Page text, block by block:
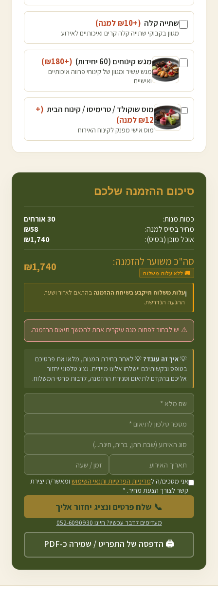
שתייה קלה (+₪
10 למנה)
מגוון בקבוקי שתייה קלה קרים ואיכותיים לאירוע
מגש קינוחים (60 יחידות) (+₪
180
)
מגש עשיר ומגוון של קינוחי פרווה איכותיים
ואישיים
מוס שוקולד / טרימיסו / קינוח הבית (+
₪12 למנה)
מוס אישי מפנק לקינוח האירוח
סיכום ההזמנה שלכם
כמות מנות: 30אורחים
מחיר בסיס למנה:
₪58
אוכל מוכן (בסיס):
₪1,740
סה"כ משוער להזמנה:
🚚 ללא עלות משלוח ₪1,740
ℹ️עלות משלוח תיקבע בשיחת ההזמנה בהתאם לאזור ושעת
ההגעה הנדרשת.
⚠️ יש לבחור לפחות מנה עיקרית אחת להמשך תיאום ההזמנה.
💡איך זה עובד? 💡 לאחר בחירת המנות, מלאו את פרטיכם
בטופס ובקשותיכם יישלחו אלינו מיידית. נציג טלפוני יחזור
אליכם בהקדם לתיאום וסגירת ההזמנה, לרבות פרטי המשלוח.
אני מסכים/ה למדיניות הפרטיות ותנאי השימושומאשר/ת יצירת
קשר לצורך הצעת מחיר. *
📞 שלח פרטים ונציג יחזור אליך
מעדיפים לדבר עכשיו? חייגו 052-6090930
🖨️ הדפסה של התפריט / שמירה כ-PDF